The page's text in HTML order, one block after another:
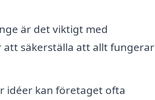
är det viktigt med
säkerställa att allt fungerar
idéer kan företaget ofta